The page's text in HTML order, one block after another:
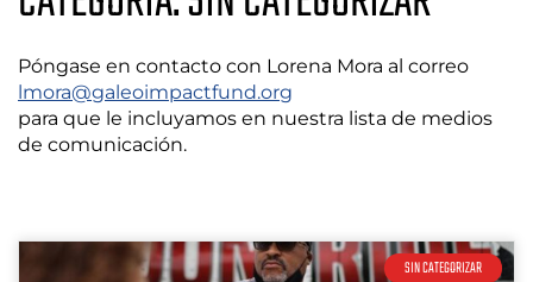
Póngase en contacto con Lorena Mora al correo
lmora@galeoimpactfund.org
para que le incluyamos en nuestra lista de medios
de comunicación.
SIN CATEGORIZAR